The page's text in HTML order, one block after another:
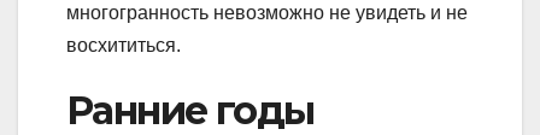
многогранность невозможно не увидеть и не
восхититься.
Ранние годы